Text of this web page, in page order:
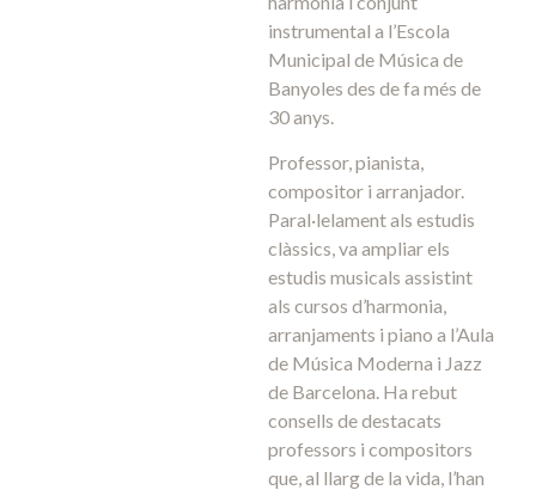
instrumental a l’Escola
Municipal de Música de
Banyoles des de fa més de
30 anys.
Professor, pianista,
compositor i arranjador.
Paral·lelament als estudis
clàssics, va ampliar els
estudis musicals assistint
als cursos d’harmonia,
arranjaments i piano a l’Aula
de Música Moderna i Jazz
de Barcelona. Ha rebut
consells de destacats
professors i compositors
que, al llarg de la vida, l’han